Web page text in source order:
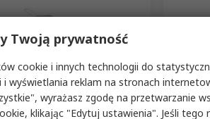
przez producenta
Twoją prywatność
cookie i innych technologii do
i wyświetlania reklam na stronach
wyrażasz zgodę na przetwarzanie
klikając "Edytuj ustawienia". Jeśli tego